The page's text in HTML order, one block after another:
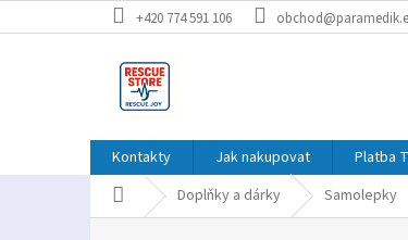
na
+420 774 591 106
Kontakty Jak nakupovat Platba
Domů Doplňky a dárky Samolepky